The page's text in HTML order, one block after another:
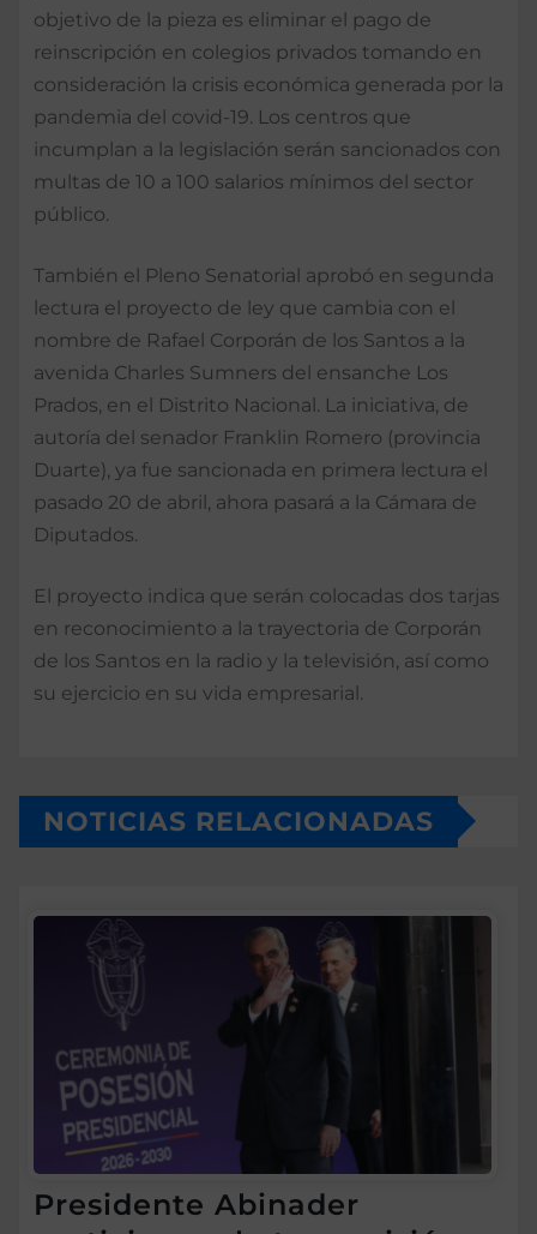
objetivo de la pieza es eliminar el pago de
reinscripción en colegios privados tomando en
consideración la crisis económica generada por la
pandemia del covid-19. Los centros que
incumplan a la legislación serán sancionados con
multas de 10 a 100 salarios mínimos del sector
público.
También el Pleno Senatorial aprobó en segunda
lectura el proyecto de ley que cambia con el
nombre de Rafael Corporán de los Santos a la
avenida Charles Sumners del ensanche Los
Prados, en el Distrito Nacional. La iniciativa, de
autoría del senador Franklin Romero (provincia
Duarte), ya fue sancionada en primera lectura el
pasado 20 de abril, ahora pasará a la Cámara de
Diputados.
El proyecto indica que serán colocadas dos tarjas
en reconocimiento a la trayectoria de Corporán
de los Santos en la radio y la televisión, así como
su ejercicio en su vida empresarial.
NOTICIAS RELACIONADAS
Presidente Abinader